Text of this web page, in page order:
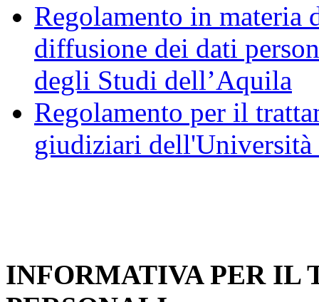
Regolamento in materia
diffusione dei dati
degli Studi dell’Aquila
Regolamento per il
giudiziari
INFORMATIVA PER IL